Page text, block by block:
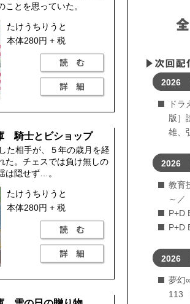
ことを思っていた。
たけうちりうと
本体280円 + 税
騎士とビショップ
た相手が、５年の歳月を経
た。チェスでは負け無しの
は隠せず…。
たけうちりうと
本体280円 + 税
2026
ド
版］
雄、
2026
教育
～／
P+D
P+D
2026
夢幻
113